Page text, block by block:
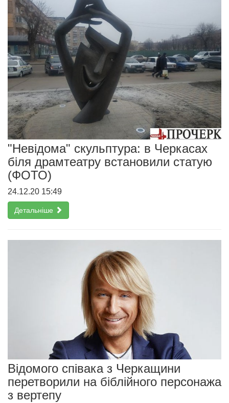
"Невідома" скульптура: в Черкасах
біля драмтеатру встановили статую
(ФОТО)
24.12.20 15:49
Детальніше
Відомого співака з Черкащини
перетворили на біблійного персонажа
з вертепу